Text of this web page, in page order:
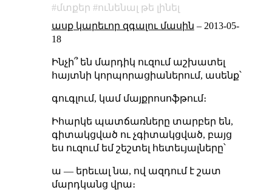
մտքեր
ունենալ թե լինել
ասք կարեւոր զգալու մասին – 2013-05-
18
Ինչի՞ են մարդիկ ուզում աշխատել
հայտնի կորպորացիաներում, ասենք՝
գուգլում, կամ մայքրոսոֆթում։
Իհարկե պատճառները տարբեր են,
գիտակցված ու չգիտակցված, բայց
ես ուզում եմ շեշտել հետեւյալները՝
ա — երեւալ նա, ով ազդում է շատ
մարդկանց վրա։